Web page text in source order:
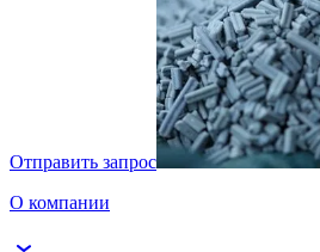
Отправить запрос
О компании